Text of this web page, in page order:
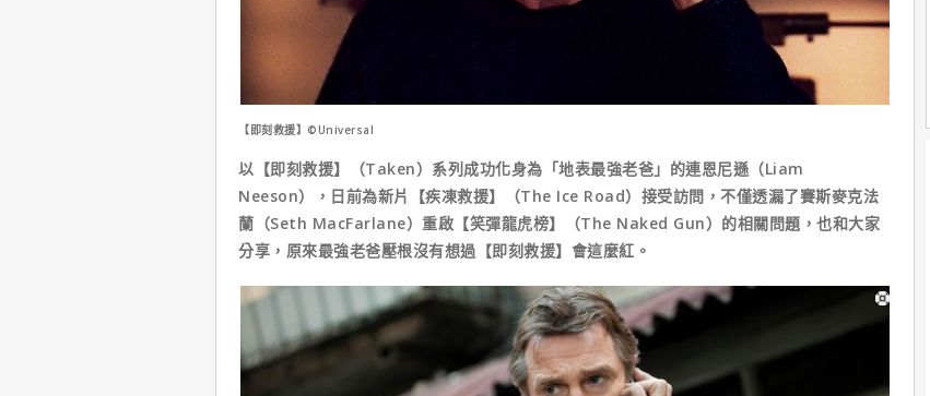
【即刻救援】©Universal
以【即刻救援】（Taken）系列成功化身為「地表最強老爸」的連恩尼遜（Liam
Neeson），日前為新片【疾凍救援】（The Ice Road）接受訪問，不僅透漏了賽斯麥克法
蘭（Seth MacFarlane）重啟【笑彈龍虎榜】（The Naked Gun）的相關問題，也和大家
分享，原來最強老爸壓根沒有想過【即刻救援】會這麼紅。